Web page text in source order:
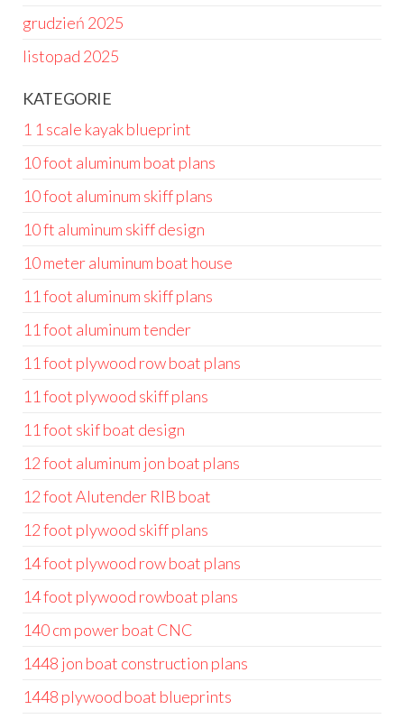
grudzień 2025
listopad 2025
KATEGORIE
1 1 scale kayak blueprint
10 foot aluminum boat plans
10 foot aluminum skiff plans
10 ft aluminum skiff design
10 meter aluminum boat house
11 foot aluminum skiff plans
11 foot aluminum tender
11 foot plywood row boat plans
11 foot plywood skiff plans
11 foot skif boat design
12 foot aluminum jon boat plans
12 foot Alutender RIB boat
12 foot plywood skiff plans
14 foot plywood row boat plans
14 foot plywood rowboat plans
140 cm power boat CNC
1448 jon boat construction plans
1448 plywood boat blueprints